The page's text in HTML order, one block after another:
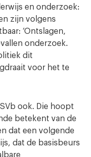
en onderzoek:
zijn volgens
‘Ontslagen,
onderzoek.
dit
voor het te
ook. Die hoopt
betekent van de
dat een volgende
dat de basisbeurs